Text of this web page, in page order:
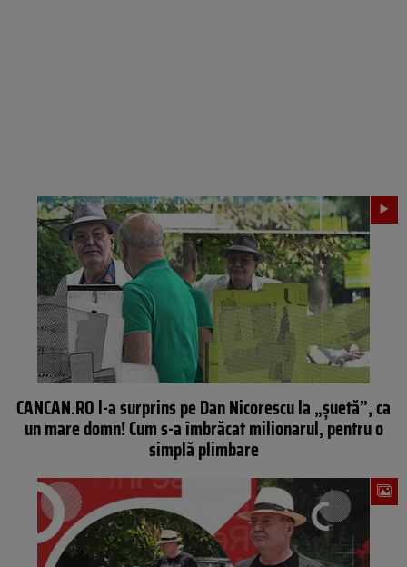
CANCAN.RO l-a surprins pe Dan Nicorescu la „șuetă”, ca
un mare domn! Cum s-a îmbrăcat milionarul, pentru o
simplă plimbare